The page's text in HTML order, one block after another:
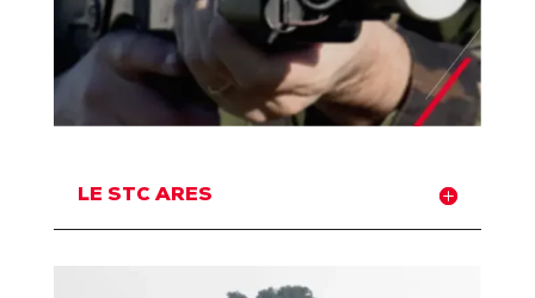
LE STC ARES